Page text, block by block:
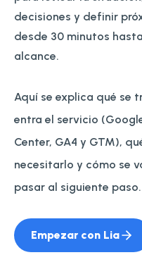
decisiones y definir
desde 30 minutos
alcance.
Aquí se explica qué se
entra el servicio
Center, GA4 y GTM),
necesitarlo y cómo se
pasar al siguiente paso.
Empezar con Lia